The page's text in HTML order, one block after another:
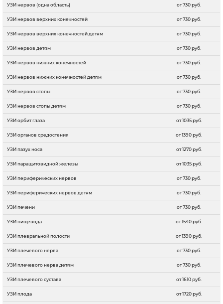
УЗИ нервов (одна область) от 730 руб.
УЗИ нервов верхних конечностей от 730 руб.
УЗИ нервов верхних конечностей детям от 730 руб.
УЗИ нервов детям от 730 руб.
УЗИ нервов нижних конечностей от 730 руб.
УЗИ нервов нижних конечностей детям от 730 руб.
УЗИ нервов стопы от 730 руб.
УЗИ нервов стопы детям от 730 руб.
УЗИ орбит глаза от 1035 руб.
УЗИ органов средостения от 1390 руб.
УЗИ пазух носа от 1270 руб.
УЗИ паращитовидной железы от 1035 руб.
УЗИ периферических нервов от 730 руб.
УЗИ периферических нервов детям от 730 руб.
УЗИ печени от 730 руб.
УЗИ пищевода от 1540 руб.
УЗИ плевральной полости от 1390 руб.
УЗИ плечевого нерва от 730 руб.
УЗИ плечевого нерва детям от 730 руб.
УЗИ плечевого сустава от 1610 руб.
УЗИ плода от 1720 руб.